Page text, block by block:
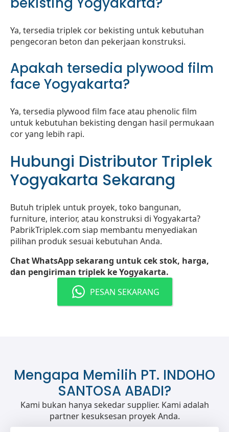
Ya, tersedia triplek cor bekisting untuk kebutuhan
pengecoran beton dan pekerjaan konstruksi.
Apakah tersedia plywood film
face Yogyakarta?
Ya, tersedia plywood film face atau phenolic film
untuk kebutuhan bekisting dengan hasil permukaan
cor yang lebih rapi.
Hubungi Distributor Triplek
Yogyakarta Sekarang
Butuh triplek untuk proyek, toko bangunan,
furniture, interior, atau konstruksi di Yogyakarta?
PabrikTriplek.com siap membantu menyediakan
pilihan produk sesuai kebutuhan Anda.
Chat WhatsApp sekarang untuk cek stok, harga,
dan pengiriman triplek ke Yogyakarta.
PESAN SEKARANG
Mengapa Memilih PT. INDOHO
SANTOSA ABADI?
Kami bukan hanya sekedar supplier. Kami adalah
partner kesuksesan proyek Anda.